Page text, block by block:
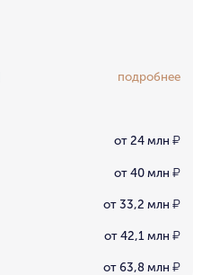
подробнее
от 24 млн ₽
от 40 млн ₽
от 33,2 млн ₽
от 42,1 млн ₽
от 63,8 млн ₽